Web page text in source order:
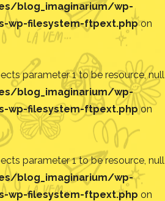
blog_imaginarium/wp-
wp-filesystem-ftpext.phpon
parameter 1 to be resource, null
blog_imaginarium/wp-
wp-filesystem-ftpext.phpon
parameter 1 to be resource, null
blog_imaginarium/wp-
wp-filesystem-ftpext.php on